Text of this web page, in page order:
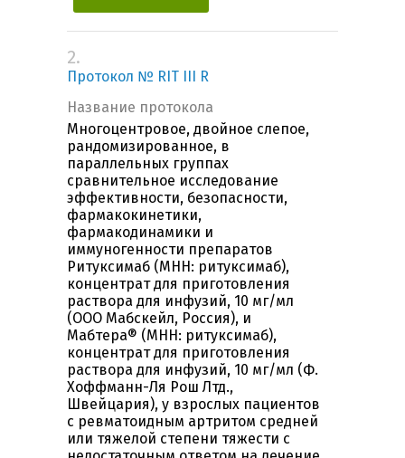
2.
Протокол № RIT III R
Название протокола
Многоцентровое, двойное слепое,
рандомизированное, в
параллельных группах
сравнительное исследование
эффективности, безопасности,
фармакокинетики,
фармакодинамики и
иммуногенности препаратов
Ритуксимаб (МНН: ритуксимаб),
концентрат для приготовления
раствора для инфузий, 10 мг/мл
(ООО Мабскейл, Россия), и
Мабтера® (МНН: ритуксимаб),
концентрат для приготовления
раствора для инфузий, 10 мг/мл (Ф.
Хоффманн-Ля Рош Лтд.,
Швейцария), у взрослых пациентов
с ревматоидным артритом средней
или тяжелой степени тяжести с